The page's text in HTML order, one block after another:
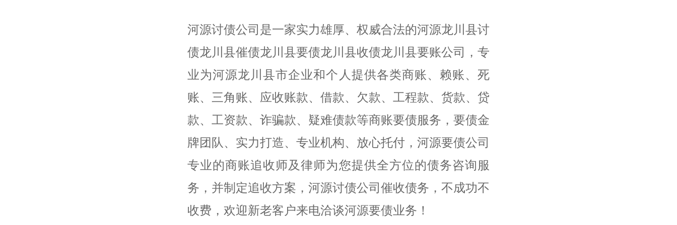
河源讨债公司是一家实力雄厚、权威合法的河源龙川县讨
债龙川县催债龙川县要债龙川县收债龙川县要账公司，专
业为河源龙川县市企业和个人提供各类商账、赖账、死
账、三角账、应收账款、借款、欠款、工程款、货款、贷
款、工资款、诈骗款、疑难债款等商账要债服务，要债金
牌团队、实力打造、专业机构、放心托付，河源要债公司
专业的商账追收师及律师为您提供全方位的债务咨询服
务，并制定追收方案，河源讨债公司催收债务，不成功不
收费，欢迎新老客户来电洽谈河源要债业务！